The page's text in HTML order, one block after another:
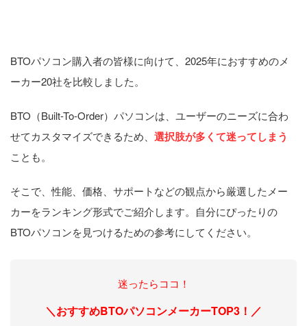
BTOパソコン購入者の皆様に向けて、2025年におすすめのメ
ーカー20社を比較しました。
BTO（Built-To-Order）パソコンは、ユーザーのニーズに合わ
せてカスタマイズできるため、 選択肢が多くて迷ってしまう
ことも。
そこで、性能、価格、サポートなどの観点から厳選したメー
カーをランキング形式でご紹介します。自分にぴったりの
BTOパソコンを見つけるための参考にしてください。
迷ったらココ！
＼おすすめBTOパソコンメーカーTOP3！／